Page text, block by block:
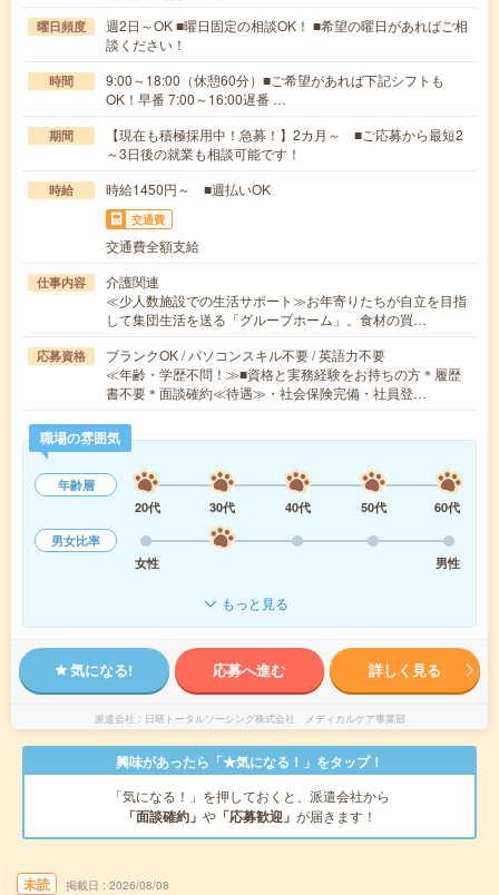
曜日頻度
週2日～OK ■曜日固定の相談OK！ ■希望の曜日があればご相
談ください！
時間
9:00～18:00（休憩60分）■ご希望があれば下記シフトも
OK！早番 7:00～16:00遅番 …
期間
【現在も積極採用中！急募！】2カ月～ ■ご応募から最短2
～3日後の就業も相談可能です！
時給 時給1450円～ ■週払いOK
交通費
交通費全額支給
仕事内容
介護関連
≪少人数施設での生活サポート≫お年寄りたちが自立を目指
して集団生活を送る「グループホーム」。食材の買…
応募資格
ブランクOK / パソコンスキル不要 / 英語力不要
≪年齢・学歴不問！≫■資格と実務経験をお持ちの方＊履歴
書不要＊面談確約≪待遇≫・社会保険完備・社員登…
職場の雰囲気
年齢層
20代
30代 40代 50代
60代
男女比率
女性
男性
もっと見る
気になる! 応募へ進む 詳しく見る
派遣会社 日研トータルソーシング株式会社 メディカルケア事業部
興味があったら「★気になる！」をタップ！
「気になる！」を押しておくと、派遣会社から
「面談確約」 や 「応募歓迎」 が届きます！
未読 掲載日 2026/08/08